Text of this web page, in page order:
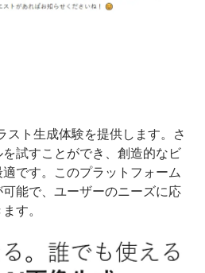
ト生成体験を提供します。さ
試すことができ、創造的なビ
です。このプラットフォーム
能で、ユーザーのニーズに応
す。